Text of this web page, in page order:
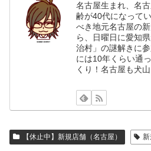
名古屋生まれ、名
齢が40代になって
べき地元名古屋の
ら、日曜日に愛知
治村」の謎解きに
には10年くらい通
くり！名古屋も犬
【休止中】新規店舗（名古屋） 新